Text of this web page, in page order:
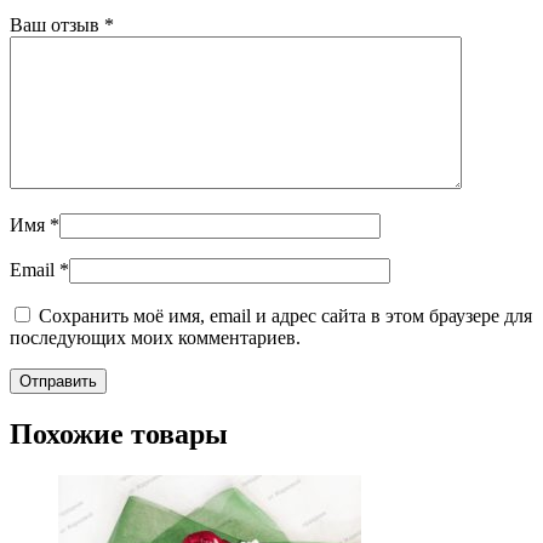
Ваш отзыв *
Имя *
Email *
Сохранить моё имя, email и адрес сайта в этом браузере для
последующих моих комментариев.
Похожие товары